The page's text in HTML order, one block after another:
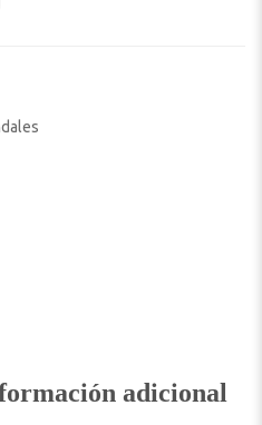
adicional